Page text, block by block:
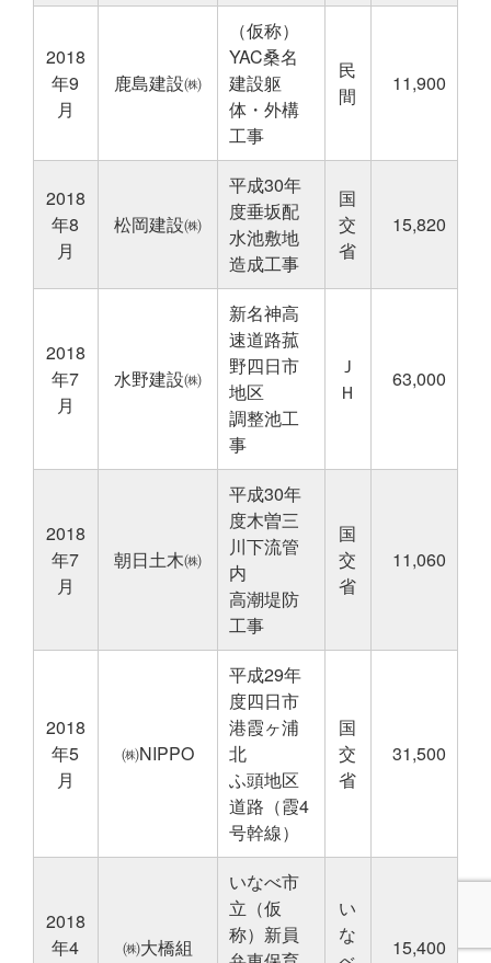
2018
年9
月
鹿島建設㈱
（仮称）
YAC桑名
建設躯
体・外構
工事
民
間
11,900
2018
年8
月
松岡建設㈱
平成30年
度垂坂配
水池敷地
造成工事
国
交
省
15,820
2018
年7
月
水野建設㈱
新名神高
速道路菰
野四日市
地区
調整池工
事
Ｊ
Ｈ
63,000
2018
年7
月
朝日土木㈱
平成30年
度木曽三
川下流管
内
高潮堤防
工事
国
交
省
11,060
2018
年5
月
㈱NIPPO
平成29年
度四日市
港霞ヶ浦
北
ふ頭地区
道路（霞4
号幹線）
国
交
省
31,500
2018
年4
㈱大橋組
いなべ市
立（仮
称）新員
い
な
15,400